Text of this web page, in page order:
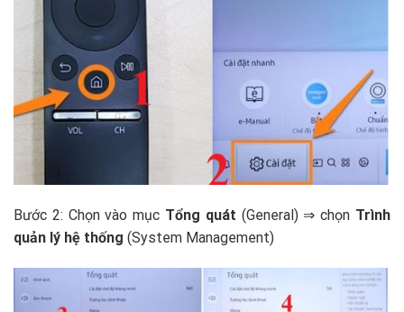
Bước 2: Chọn vào mục Tổng quát (General) ⇒ chọn Trình
quản lý hệ thống (System Management)